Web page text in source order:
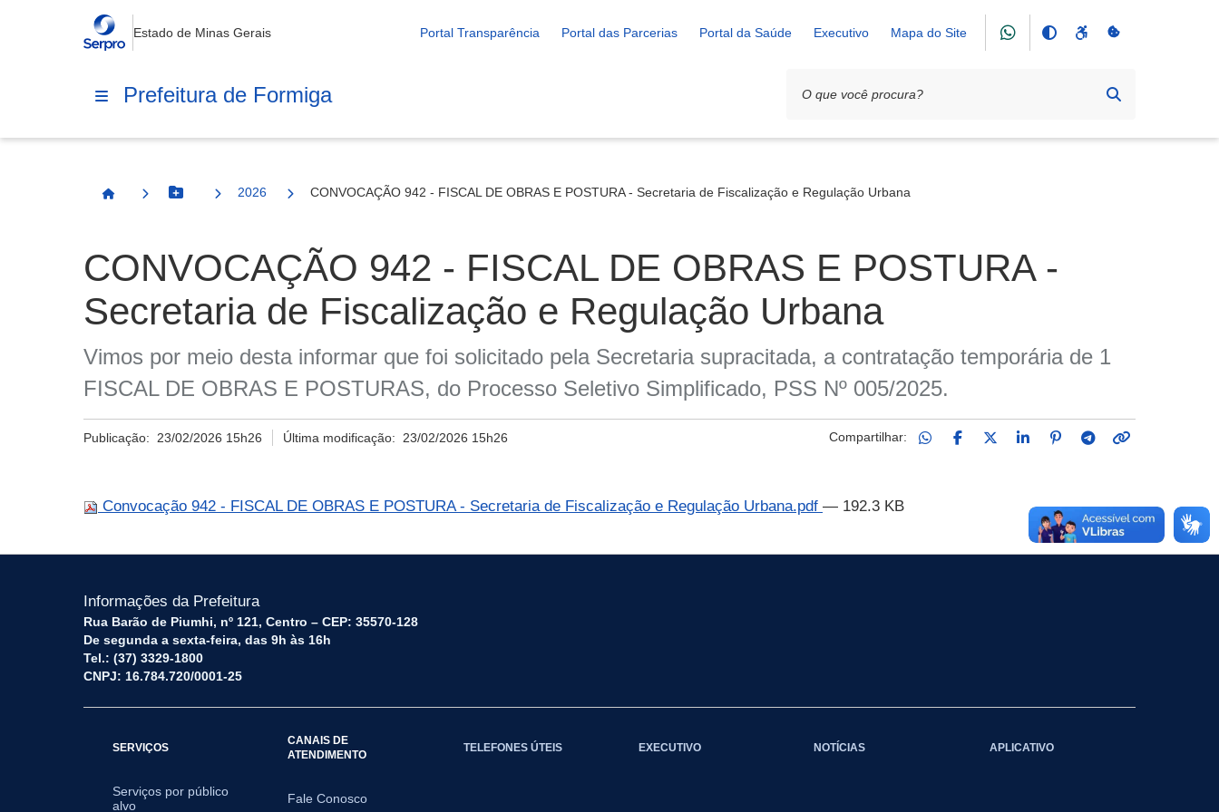
Estado de Minas Gerais Portal Transparência Portal das Parcerias Portal da Saúde Executivo Mapa do Site
Prefeitura de Formiga
Página InicialBotão Menu
2026 CONVOCAÇÃO 942 - FISCAL DE OBRAS E POSTURA - Secretaria de Fiscalização e Regulação Urbana
CONVOCAÇÃO 942 - FISCAL DE OBRAS E POSTURA -
Secretaria de Fiscalização e Regulação Urbana
Vimos por meio desta informar que foi solicitado pela Secretaria supracitada, a contratação temporária de 1
FISCAL DE OBRAS E POSTURAS, do Processo Seletivo Simplificado, PSS Nº 005/2025.
Publicação: 23/02/2026 15h26 Última modificação: 23/02/2026 15h26 Compartilhar:
Convocação 942 - FISCAL DE OBRAS E POSTURA - Secretaria de Fiscalização e Regulação Urbana.pdf — 192.3 KB
Informações da Prefeitura
Rua Barão de Piumhi, nº 121, Centro – CEP: 35570-128
De segunda a sexta-feira, das 9h às 16h
Tel.: (37) 3329-1800
CNPJ: 16.784.720/0001-25
SERVIÇOS
Serviços por público
alvo
CANAIS DE
ATENDIMENTO
Fale Conosco
TELEFONES ÚTEIS EXECUTIVO NOTÍCIAS APLICATIVO